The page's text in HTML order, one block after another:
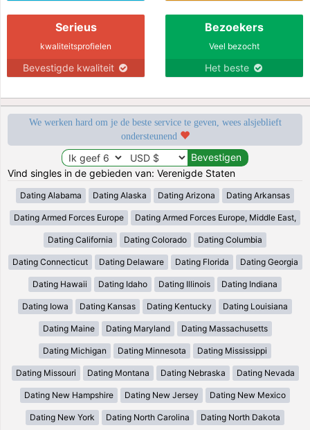
Serieus
kwaliteitsprofielen
Bevestigde kwaliteit
Bezoekers
Veel bezocht
Het beste
We werken hard om je de beste service te geven, wees alsjeblieft
ondersteunend
Vind singles in de gebieden van: Verenigde Staten
Dating Alabama Dating Alaska Dating Arizona Dating Arkansas
Dating Armed Forces Europe Dating Armed Forces Europe, Middle East,
Dating California Dating Colorado Dating Columbia
Dating Connecticut Dating Delaware Dating Florida Dating Georgia
Dating Hawaii Dating Idaho Dating Illinois Dating Indiana
Dating Iowa Dating Kansas Dating Kentucky Dating Louisiana
Dating Maine Dating Maryland Dating Massachusetts
Dating Michigan Dating Minnesota Dating Mississippi
Dating Missouri Dating Montana Dating Nebraska Dating Nevada
Dating New Hampshire Dating New Jersey Dating New Mexico
Dating New York Dating North Carolina Dating North Dakota